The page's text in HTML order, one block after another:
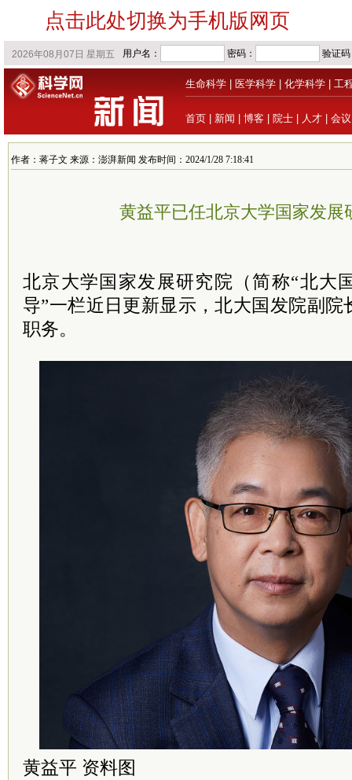
点击此处切换为手机版网页
生命科学 医学科学 化学科学 工
首页 新闻 博客 院士 人才 会议
作者：蒋子文 来源：澎湃新闻 发布时间：2024/1/28 7:18:41
黄益平已任北京大学国家发展
北京大学国家发展研究院（简称“北大
导”一栏近日更新显示，北大国发院副
职务。
黄益平 资料图